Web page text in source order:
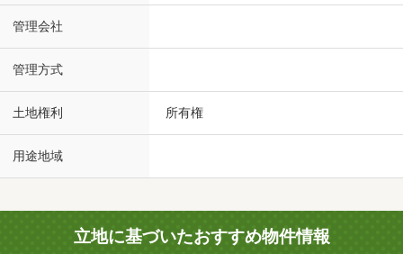
管理会社
管理方式
土地権利 所有権
用途地域
立地に基づいたおすすめ物件情報